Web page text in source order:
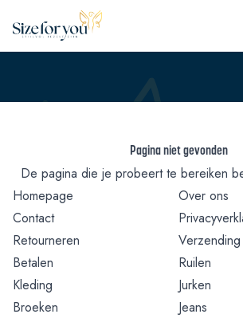
Pagina niet gevonden
De pagina die je probeert te bereiken
Homepage
Over ons
Contact
Retourneren
Verzending
Betalen
Ruilen
Kleding
Jurken
Broeken
Jeans